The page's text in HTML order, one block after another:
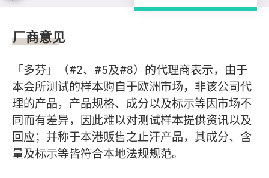
厂商意见
「多芬」（#2、#5及#8）的代理商表示，由于
本会所测试的样本购自于欧洲市场，非该公司代
理的产品，产品规格、成分以及标示等因市场不
同而有差异，因此难以对测试样本提供资讯以及
回应；并称于本港贩售之止汗产品，其成分、含
量及标示等皆符合本地法规规范。